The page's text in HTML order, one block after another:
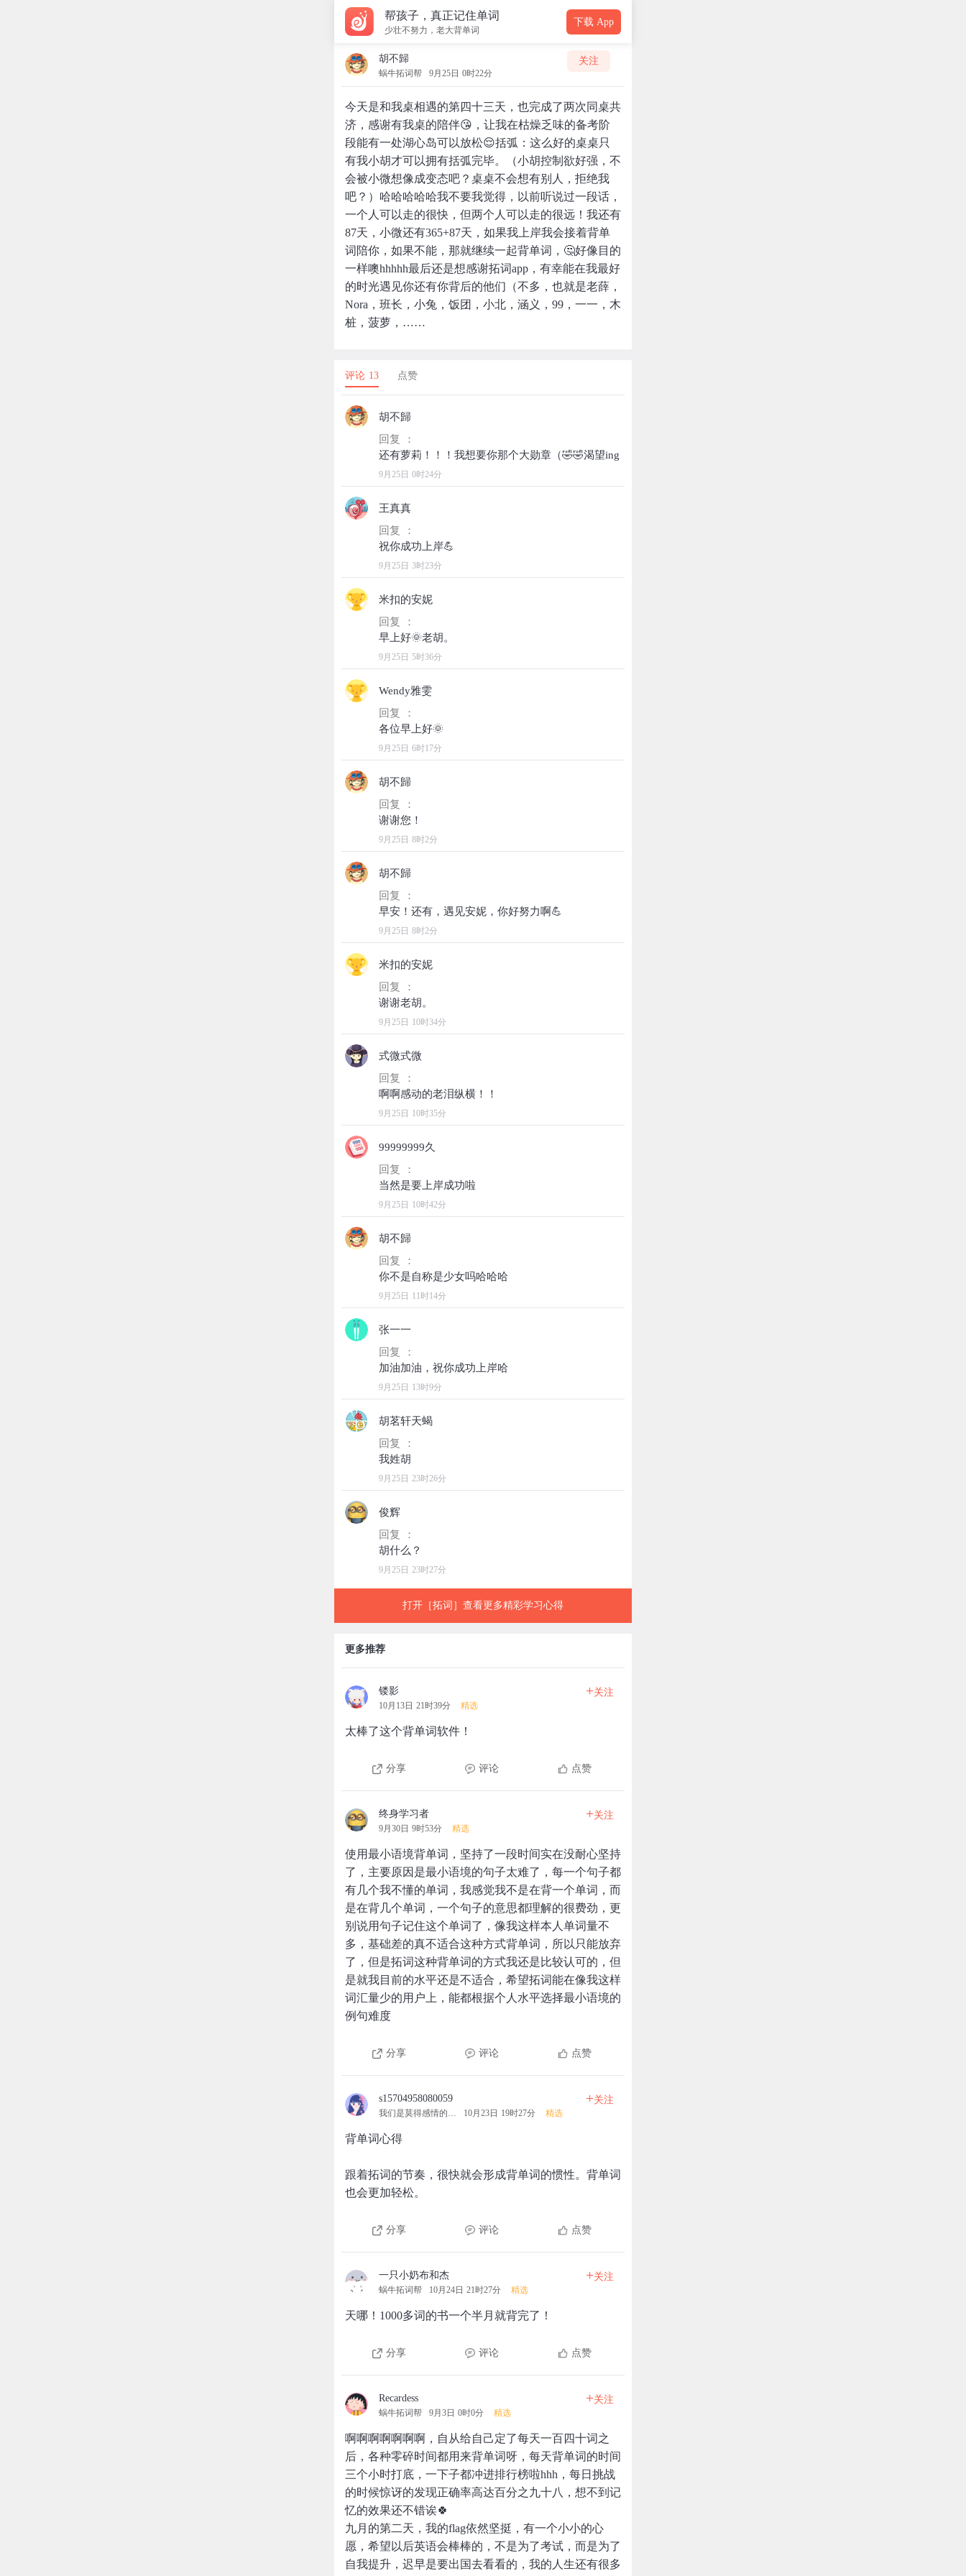
帮孩子，真正记住单词
少壮不努力，老大背单词
下载 App
胡不歸
蜗牛拓词帮 9月25日 0时22分
关注
今天是和我桌相遇的第四十三天，也完成了两次同桌共
济，感谢有我桌的陪伴😘，让我在枯燥乏味的备考阶
段能有一处湖心岛可以放松😌括弧：这么好的桌桌只
有我小胡才可以拥有括弧完毕。（小胡控制欲好强，不
会被小微想像成变态吧？桌桌不会想有别人，拒绝我
吧？）哈哈哈哈哈我不要我觉得，以前听说过一段话，
一个人可以走的很快，但两个人可以走的很远！我还有
87天，小微还有365+87天，如果我上岸我会接着背单
词陪你，如果不能，那就继续一起背单词，🤔好像目的
一样噢hhhhh最后还是想感谢拓词app，有幸能在我最好
的时光遇见你还有你背后的他们（不多，也就是老薛，
Nora，班长，小兔，饭团，小北，涵义，99，一一，木
桩，菠萝，……
评论 13 点赞
胡不歸
回复 ：
9月25日 0时24分
王真真
回复 ：
9月25日 3时23分
米扣的安妮
回复 ：
9月25日 5时36分
Wendy雅雯
回复 ：
9月25日 6时17分
胡不歸
回复 ：
9月25日 8时2分
胡不歸
回复 ：
9月25日 8时2分
米扣的安妮
回复 ：
9月25日 10时34分
式微式微
回复 ：
9月25日 10时35分
99999999久
回复 ：
9月25日 10时42分
胡不歸
回复 ：
9月25日 11时14分
张一一
回复 ：
9月25日 13时9分
胡茗轩天蝎
回复 ：
9月25日 23时26分
俊辉
回复 ：
9月25日 23时27分
打开［拓词］查看更多精彩学习心得
更多推荐
镂影
10月13日 21时39分 精选
+关注
太棒了这个背单词软件！
分享 评论 点赞
终身学习者
9月30日 9时53分 精选
+关注
使用最小语境背单词，坚持了一段时间实在没耐心坚持
了，主要原因是最小语境的句子太难了，每一个句子都
有几个我不懂的单词，我感觉我不是在背一个单词，而
是在背几个单词，一个句子的意思都理解的很费劲，更
别说用句子记住这个单词了，像我这样本人单词量不
多，基础差的真不适合这种方式背单词，所以只能放弃
了，但是拓词这种背单词的方式我还是比较认可的，但
是就我目前的水平还是不适合，希望拓词能在像我这样
词汇量少的用户上，能都根据个人水平选择最小语境的
例句难度
分享 评论 点赞
s15704958080059
我们是莫得感情的机器 10月23日 19时27分 精选
+关注
背单词心得
跟着拓词的节奏，很快就会形成背单词的惯性。背单词
也会更加轻松。
分享 评论 点赞
一只小奶布和杰
蜗牛拓词帮 10月24日 21时27分 精选
+关注
天哪！1000多词的书一个半月就背完了！
分享 评论 点赞
Recardess
蜗牛拓词帮 9月3日 0时0分 精选
+关注
啊啊啊啊啊啊啊，自从给自己定了每天一百四十词之
后，各种零碎时间都用来背单词呀，每天背单词的时间
三个小时打底，一下子都冲进排行榜啦hhh，每日挑战
的时候惊讶的发现正确率高达百分之九十八，想不到记
忆的效果还不错诶🍀
九月的第二天，我的flag依然坚挺，有一个小小的心
愿，希望以后英语会棒棒的，不是为了考试，而是为了
自我提升，迟早是要出国去看看的，我的人生还有很多